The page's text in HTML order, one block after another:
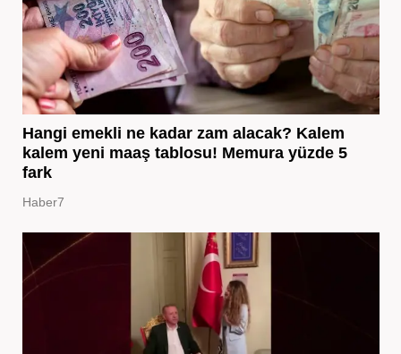
Hangi emekli ne kadar zam alacak? Kalem
kalem yeni maaş tablosu! Memura yüzde 5
fark
Haber7